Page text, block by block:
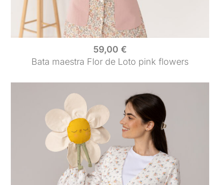
59,00 €
Bata maestra Flor de Loto pink flowers